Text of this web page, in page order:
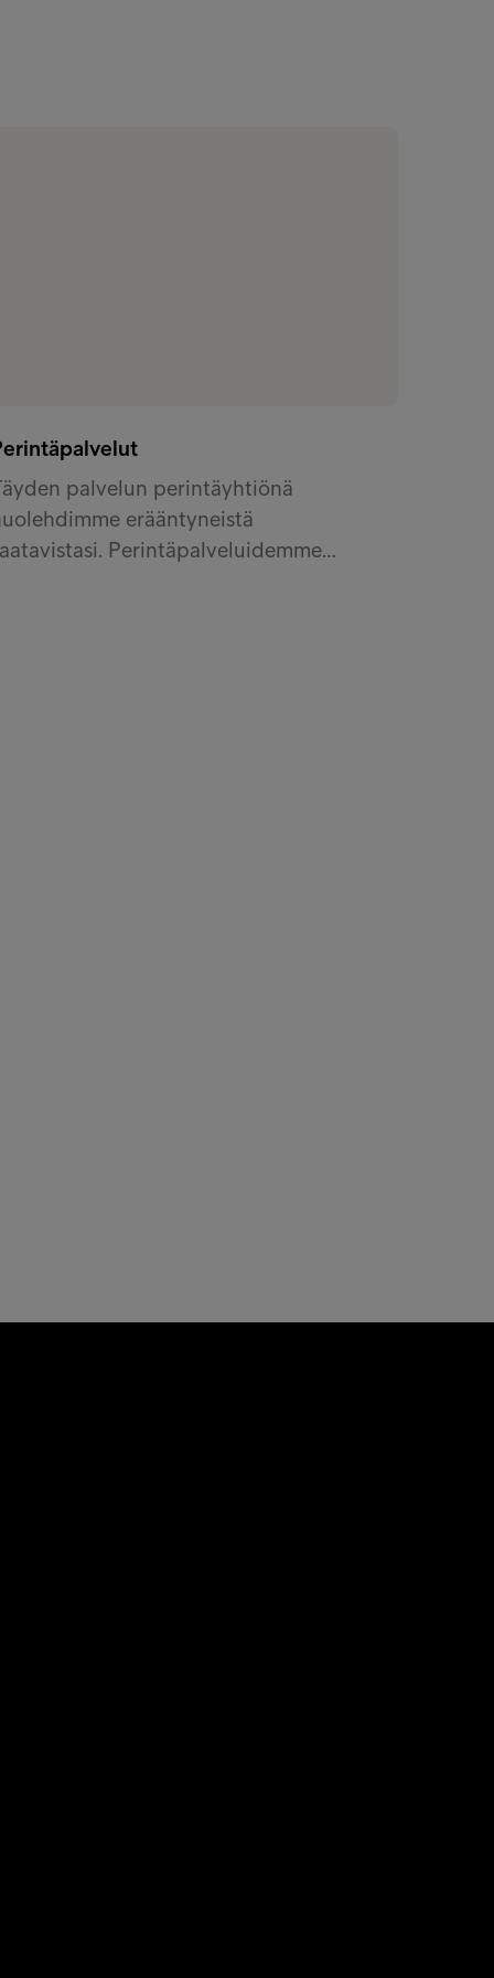
palvelun perintäyhtiönä
erääntyneistä
Perintäpalveluidemme…